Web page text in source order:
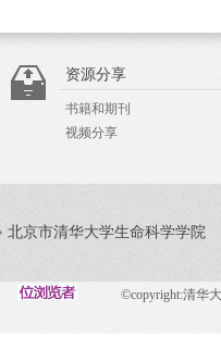
资源分享
书籍和期刊
视频分享
北京市清华大学生命科学学院
©copyright:清华